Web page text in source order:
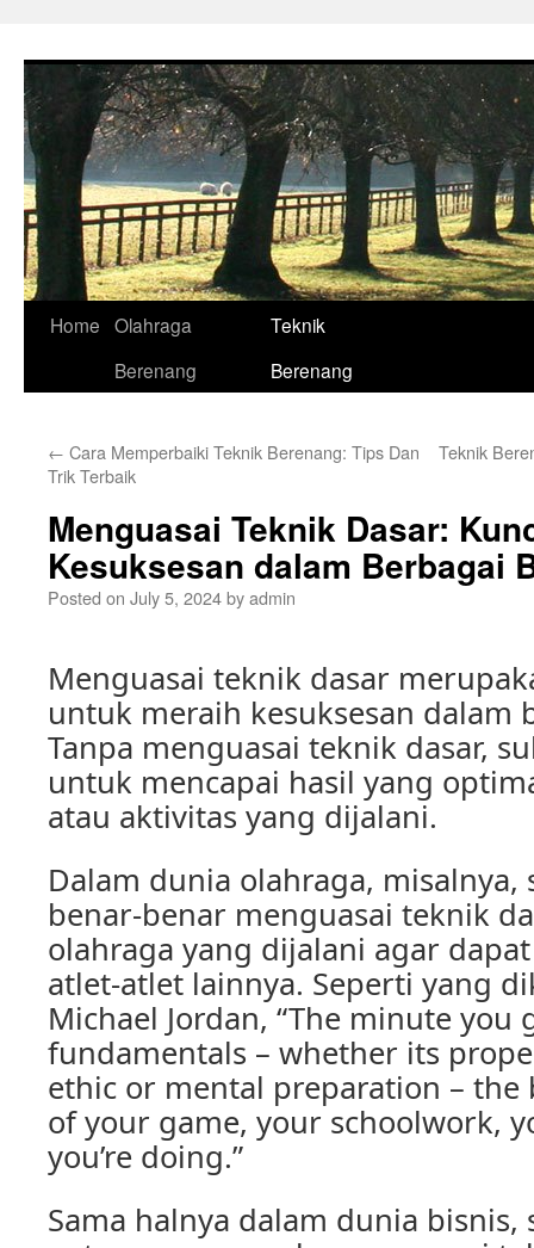
Home Olahraga
Berenang
Teknik
Berenang
← Cara Memperbaiki Teknik Berenang: Tips Dan
Trik Terbaik
Teknik
Menguasai Teknik Dasar:
Kesuksesan dalam Berbagai
Posted on July 5, 2024byadmin
Menguasai teknik dasar
untuk meraih kesuksesan dalam
Tanpa menguasai teknik dasar,
untuk mencapai hasil yang
atau aktivitas yang dijalani.
Dalam dunia olahraga, misalnya,
benar-benar menguasai teknik
olahraga yang dijalani agar
atlet-atlet lainnya. Seperti yang
Michael Jordan, “The minute you
fundamentals – whether its
ethic or mental preparation –
of your game, your schoolwork,
you’re doing.”
Sama halnya dalam dunia bisnis,